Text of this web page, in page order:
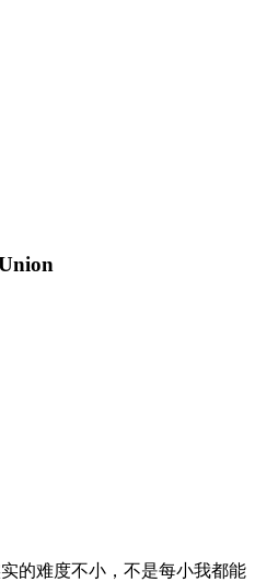
难度不小，不是每小我都能